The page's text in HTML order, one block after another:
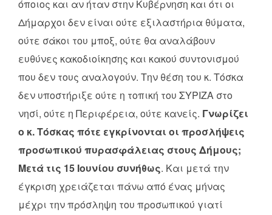
όποιος και αν ήταν στην Κυβέρνηση και ότι οι
Δήμαρχοι δεν είναι ούτε εξιλαστήρια θύματα,
ούτε σάκοι του μποξ, ούτε θα αναλάβουν
ευθύνες κακοδιοίκησης και κακού συντονισμού
που δεν τους αναλογούν. Την θέση του κ. Τόσκα
δεν υποστήριξε ούτε η τοπική του ΣΥΡΙΖΑ στο
νησί, ούτε η Περιφέρεια, ούτε κανείς. Γνωρίζει
ο κ. Τόσκας πότε εγκρίνονται οι προσλήψεις
προσωπικού πυρασφάλειας στους Δήμους;
Μετά τις 15 Ιουνίου συνήθως. Και μετά την
έγκριση χρειάζεται πάνω από ένας μήνας
μέχρι την πρόσληψη του προσωπικού γιατί